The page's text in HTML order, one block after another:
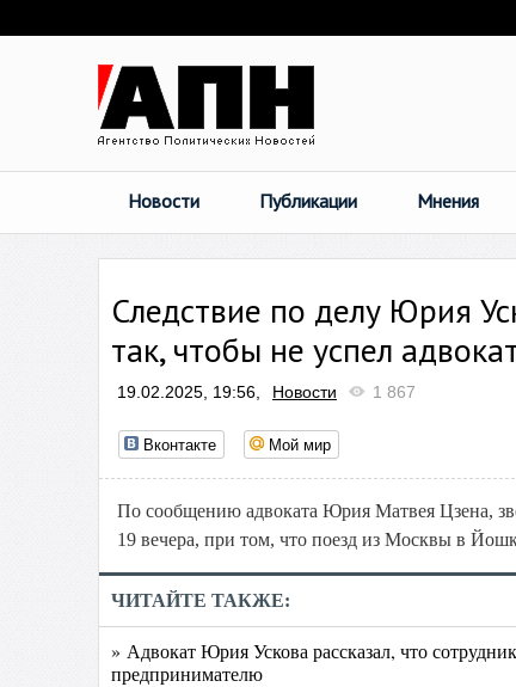
Новости Публикации Мнения
Следствие по делу Юрия
так, чтобы не успел
19.02.2025, 19:56, Новости 1 867
Вконтакте Мой мир
По сообщению адвоката Юрия Матвея Цзена,
19 вечера, при том, что поезд из Москвы в
ЧИТАЙТЕ ТАКЖЕ:
» Адвокат Юрия Ускова рассказал, что
предпринимателю